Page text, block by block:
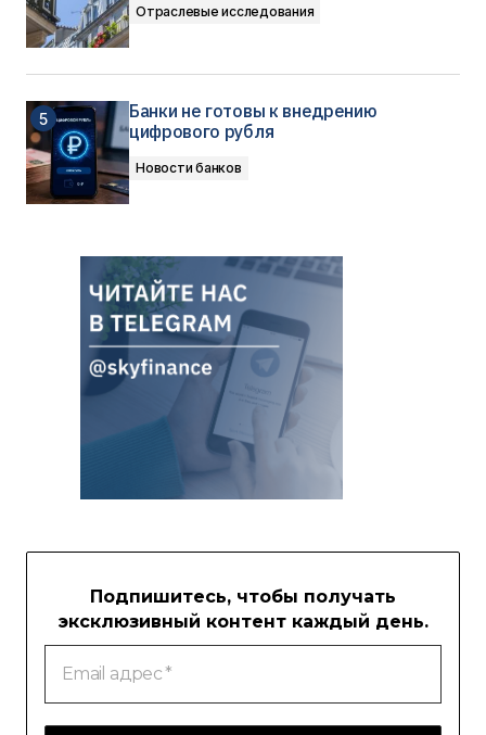
Отраслевые исследования
Банки не готовы к внедрению
цифрового рубля
Новости банков
Подпишитесь, чтобы получать
эксклюзивный контент каждый день.
Email
адрес